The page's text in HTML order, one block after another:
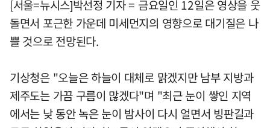
[서울=뉴시스]박선정 기자 = 금요일인 12일은 영상을 웃
돌면서 포근한 가운데 미세먼지의 영향으로 대기질은 나
쁠 것으로 전망된다.
기상청은 "오늘은 하늘이 대체로 맑겠지만 남부 지방과
제주도는 가끔 구름이 많겠다"며 "최근 눈이 쌓인 지역
에서는 낮 동안 녹은 눈이 밤사이 다시 얼면서 빙판길과